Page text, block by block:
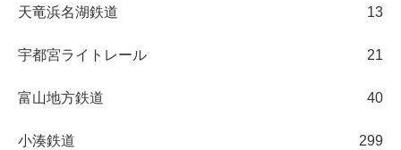
天竜浜名湖鉄道 13
宇都宮ライトレール 21
富山地方鉄道 40
小湊鉄道 299